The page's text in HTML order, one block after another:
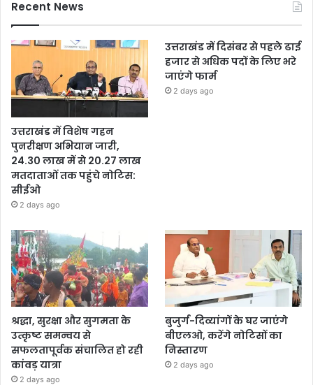
Recent News
उत्तराखंड में विशेष गहन
पुनरीक्षण अभियान जारी,
24.30 लाख में से 20.27 लाख
मतदाताओं तक पहुंचे नोटिस:
सीईओ
2 days ago
उत्तराखंड में दिसंबर से पहले ढाई
हजार से अधिक पदों के लिए भरे
जाएंगे फार्म
2 days ago
श्रद्धा, सुरक्षा और सुगमता के
उत्कृष्ट समन्वय से
सफलतापूर्वक संचालित हो रही
कांवड़ यात्रा
2 days ago
बुजुर्ग-दिव्यांगों के घर जाएंगे
बीएलओ, करेंगे नोटिसों का
निस्तारण
2 days ago